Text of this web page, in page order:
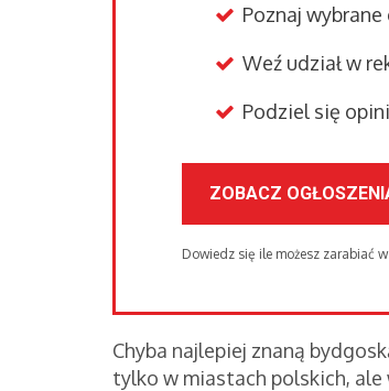
Poznaj
Weź udział w
Podziel się
ZOBACZ
Dowiedz się ile możesz zarabiać
Chyba najlepiej znaną
tylko w miastach polskich, ale